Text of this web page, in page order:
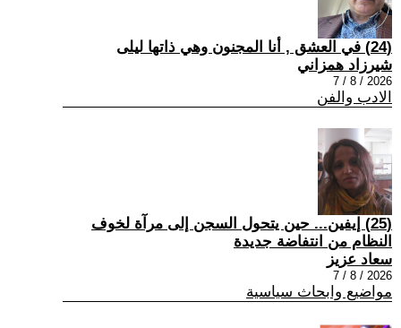
(24) في العشق , أنا المجنون وهي ذاتها ليلى
شيرزاد همزاني
2026 / 8 / 7
الادب والفن
(25) إيفين... حين يتحول السجن إلى مرآة لخوف
النظام من انتفاضة جديدة
سعاد عزيز
2026 / 8 / 7
مواضيع وابحاث سياسية